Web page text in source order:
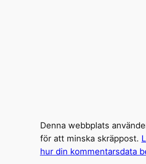
Denna webbplats
för att minska skräppost.
hur din kommentarsdata